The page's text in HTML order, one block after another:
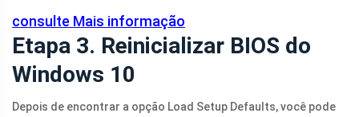
consulte Mais informação
Etapa 3. Reinicializar BIOS do
Windows 10
Depois de encontrar a opção Load Setup Defaults, você pode